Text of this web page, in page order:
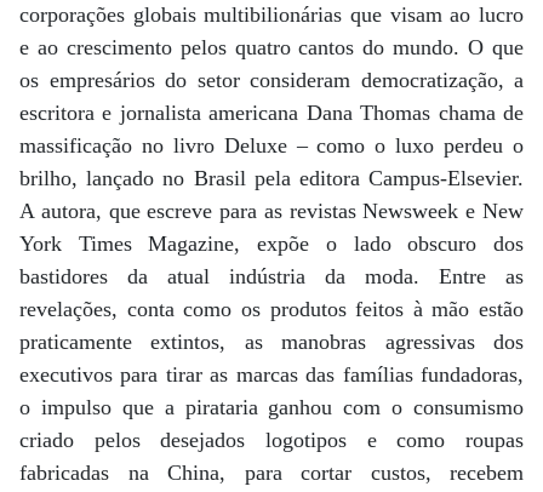
corporações globais multibilionárias que visam ao lucro
e ao crescimento pelos quatro cantos do mundo. O que
os empresários do setor consideram democratização, a
escritora e jornalista americana Dana Thomas chama de
massificação no livro Deluxe – como o luxo perdeu o
brilho, lançado no Brasil pela editora Campus-Elsevier.
A autora, que escreve para as revistas Newsweek e New
York Times Magazine, expõe o lado obscuro dos
bastidores da atual indústria da moda. Entre as
revelações, conta como os produtos feitos à mão estão
praticamente extintos, as manobras agressivas dos
executivos para tirar as marcas das famílias fundadoras,
o impulso que a pirataria ganhou com o consumismo
criado pelos desejados logotipos e como roupas
fabricadas na China, para cortar custos, recebem